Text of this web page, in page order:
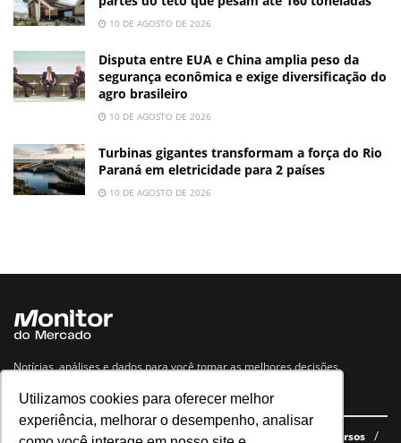
Utilizamos cookies para oferecer melhor
experiência, melhorar o desempenho, analisar
10 DE AGOSTO DE 2026
Disputa entre EUA e China amplia peso da
segurança econômica e exige diversificação do
agro brasileiro
10 DE AGOSTO DE 2026
Turbinas gigantes transformam a força do Rio
Paraná em eletricidade para 2 países
10 DE AGOSTO DE 2026
Notícias, análises e dados para você tomar as melhores decisões.
Navegue no site
Últimas notícias Quem somos E-books gratuitos Cursos